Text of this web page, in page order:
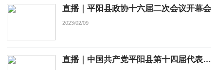
直播｜平阳县政协十六届二次会议开幕会
2023/02/09
直播｜中国共产党平阳县第十四届代表大会第二次会议